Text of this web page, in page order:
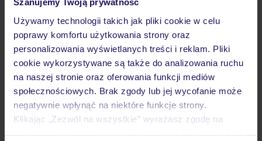
Używamy technologii takich jak pliki cookie w celu
poprawy komfortu użytkowania strony oraz
personalizowania wyświetlanych treści i reklam. Pliki
cookie wykorzystywane są także do analizowania ruchu
na naszej stronie oraz oferowania funkcji mediów
społecznościowych. Brak zgody lub jej wycofanie może
negatywnie wpłynąć na niektóre funkcje strony.
Klikając „Zezwól na wszystkie” wyrażasz zgodę na
Wyżywienie
Atrakcje
Ważne informacje